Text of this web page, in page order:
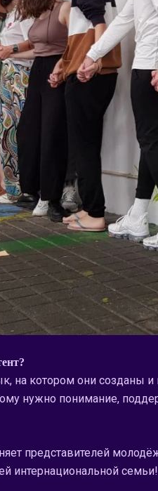
на котором они созданы
нужно понимание,
представителей
интернациональной семьи!